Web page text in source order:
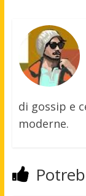
di gossip e
moderne.